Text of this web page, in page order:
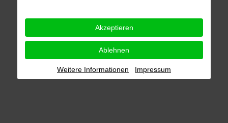
Akzeptieren
Ablehnen
Weitere Informationen Impressum